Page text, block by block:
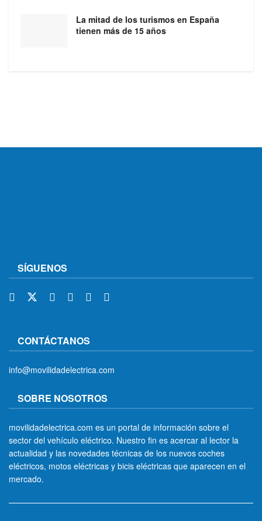
La mitad de los turismos en España
tienen más de 15 años
SÍGUENOS
CONTÁCTANOS
info@movilidadelectrica.com
SOBRE NOSOTROS
movilidadelectrica.com es un portal de información sobre el
sector del vehículo eléctrico. Nuestro fin es acercar al lector la
actualidad y las novedades técnicas de los nuevos coches
eléctricos, motos eléctricas y bicis eléctricas que aparecen en el
mercado.